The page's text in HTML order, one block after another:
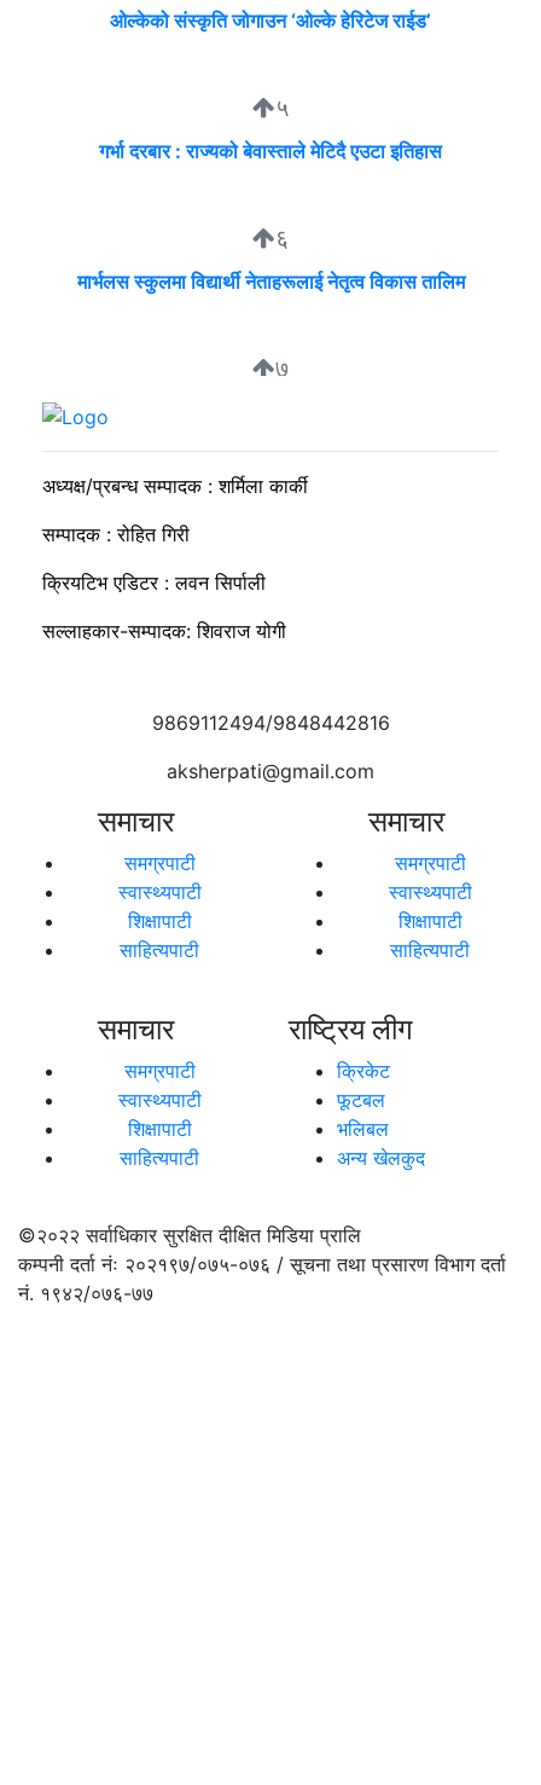
ओल्केको संस्कृति जोगाउन ‘ओल्के हेरिटेज राईड’
५
गर्भा दरबार : राज्यको बेवास्ताले मेटिदै एउटा इतिहास
६
मार्भलस स्कुलमा विद्यार्थी नेताहरूलाई नेतृत्व विकास तालिम
७
सुदीप्ता क्यान्सर सर्भाइभर र्याम्प शो : जीवनले मृत्युलाई जितेको उत्सव
अध्यक्ष/प्रबन्ध सम्पादक : शर्मिला कार्की
सम्पादक : रोहित गिरी
क्रियटिभ एडिटर : लवन सिर्पाली
सल्लाहकार-सम्पादक: शिवराज योगी
9869112494/9848442816
aksherpati@gmail.com
समाचार
समग्रपाटी
स्वास्थ्यपाटी
शिक्षापाटी
साहित्यपाटी
समाचार
समग्रपाटी
स्वास्थ्यपाटी
शिक्षापाटी
साहित्यपाटी
समाचार
समग्रपाटी
स्वास्थ्यपाटी
शिक्षापाटी
साहित्यपाटी
राष्ट्रिय लीग
क्रिकेट
फूटबल
भलिबल
अन्य खेलकुद
©२०२२सर्वाधिकार सुरक्षित दीक्षित मिडिया प्रालि
कम्पनी दर्ता नंः २०२१९७/०७५-०७६ / सूचना तथा प्रसारण विभाग दर्ता
नं. १९४२/०७६-७७